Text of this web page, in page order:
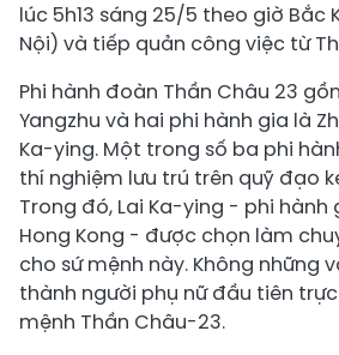
lúc 5h13 sáng 25/5 theo giờ Bắc
Nội) và tiếp quản công việc từ
Phi hành đoàn Thần Châu 23
Yangzhu và hai phi hành gia là
Ka-ying. Một trong số ba phi
thí nghiệm lưu trú trên quỹ đạo
Trong đó, Lai Ka-ying - phi
Hong Kong - được chọn làm
cho sứ mệnh này. Không những
thành người phụ nữ đầu tiên
mệnh Thần Châu-23.